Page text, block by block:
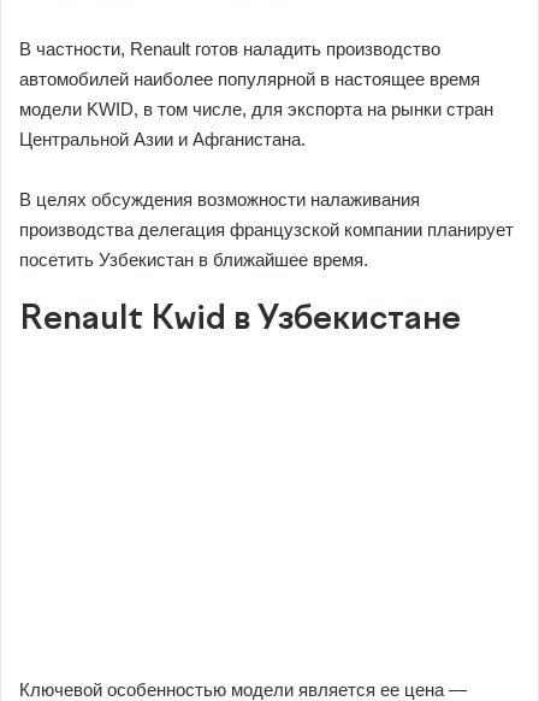
В частности, Renault готов наладить производство
автомобилей наиболее популярной в настоящее время
модели KWID, в том числе, для экспорта на рынки стран
Центральной Азии и Афганистана.
В целях обсуждения возможности налаживания
производства делегация французской компании планирует
посетить Узбекистан в ближайшее время.
Renault Kwid в Узбекистане
Ключевой особенностью модели является ее цена —